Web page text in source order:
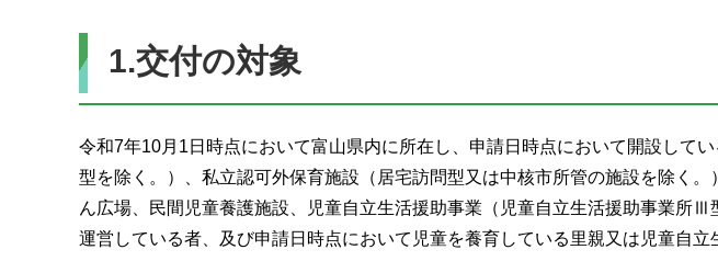
1.交付の対象
令和7年10月1日時点において富山県内に所在し、申請日時点において開設して
型を除く。）、私立認可外保育施設（居宅訪問型又は中核市所管の施設を除く
ん広場、民間児童養護施設、児童自立生活援助事業（児童自立生活援助事業所
運営している者、及び申請日時点において児童を養育している里親又は児童自